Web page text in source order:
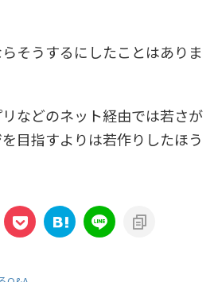
そうするにしたことはありま
などのネット経由では若さが
目指すよりは若作りしたほう